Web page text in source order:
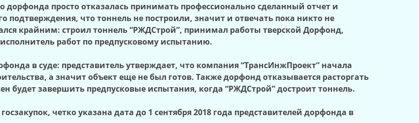
дорфонда просто отказалась принимать профессионально сделанный отчет и
подтверждения, что тоннель не построили, значит и отвечать пока никто не
крайним: строил тоннель “РЖДСтрой”, принимал работы тверской Дорфонд,
работ по предпусковому испытанию.
в суде: представитель утверждает, что компания “ТрансИнжПроект” начала
а значит объект еще не был готов. Также дорфонд отказывается расторгать
будет завершить предпусковые испытания, когда “РЖДСтрой” достроит тоннель.
четко указана дата до 1 сентября 2018 года представителей дорфонда в